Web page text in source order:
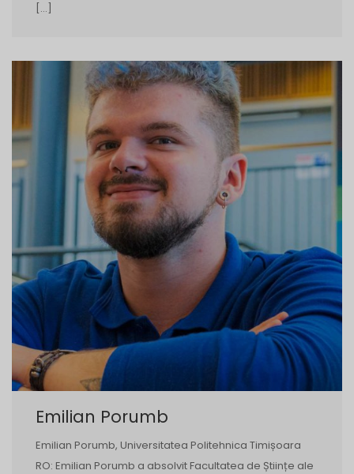
[…]
Emilian Porumb
Emilian Porumb, Universitatea Politehnica Timișoara
RO: Emilian Porumb a absolvit Facultatea de Științe ale